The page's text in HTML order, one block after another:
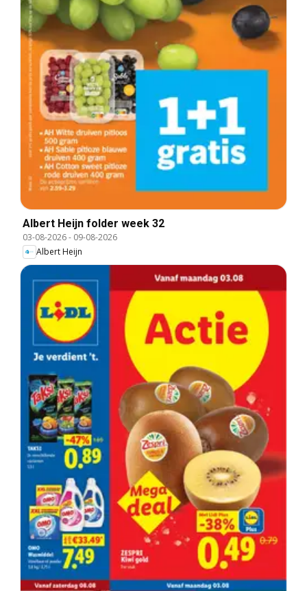
Albert Heijn folder week 32
03-08-2026- 09-08-2026
Albert Heijn